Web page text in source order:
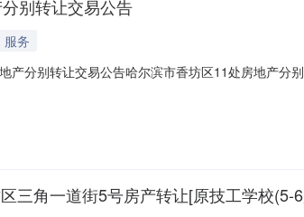
别转让交易公告
服务
产分别转让交易公告哈尔滨市香坊区11处房地产
等一切事宜均由受让方自行承担和办理，转让方
三角一道街5号房产转让[原技工学校(5-